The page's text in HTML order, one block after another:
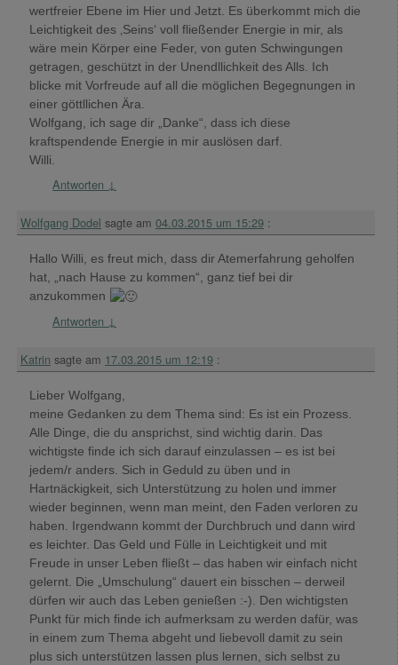
wertfreier Ebene im Hier und Jetzt. Es überkommt mich die
Leichtigkeit des ‚Seins‘ voll fließender Energie in mir, als
wäre mein Körper eine Feder, von guten Schwingungen
getragen, geschützt in der Unendllichkeit des Alls. Ich
blicke mit Vorfreude auf all die möglichen Begegnungen in
einer göttllichen Ära.
Wolfgang, ich sage dir „Danke“, dass ich diese
kraftspendende Energie in mir auslösen darf.
Willi.
Antworten ↓
Wolfgang Dodel sagte am 04.03.2015 um 15:29 :
Hallo Willi, es freut mich, dass dir Atemerfahrung geholfen
hat, „nach Hause zu kommen“, ganz tief bei dir
anzukommen
Antworten ↓
Katrin sagte am 17.03.2015 um 12:19 :
Lieber Wolfgang,
meine Gedanken zu dem Thema sind: Es ist ein Prozess.
Alle Dinge, die du ansprichst, sind wichtig darin. Das
wichtigste finde ich sich darauf einzulassen – es ist bei
jedem/r anders. Sich in Geduld zu üben und in
Hartnäckigkeit, sich Unterstützung zu holen und immer
wieder beginnen, wenn man meint, den Faden verloren zu
haben. Irgendwann kommt der Durchbruch und dann wird
es leichter. Das Geld und Fülle in Leichtigkeit und mit
Freude in unser Leben fließt – das haben wir einfach nicht
gelernt. Die „Umschulung“ dauert ein bisschen – derweil
dürfen wir auch das Leben genießen :-). Den wichtigsten
Punkt für mich finde ich aufmerksam zu werden dafür, was
in einem zum Thema abgeht und liebevoll damit zu sein
plus sich unterstützen lassen plus lernen, sich selbst zu